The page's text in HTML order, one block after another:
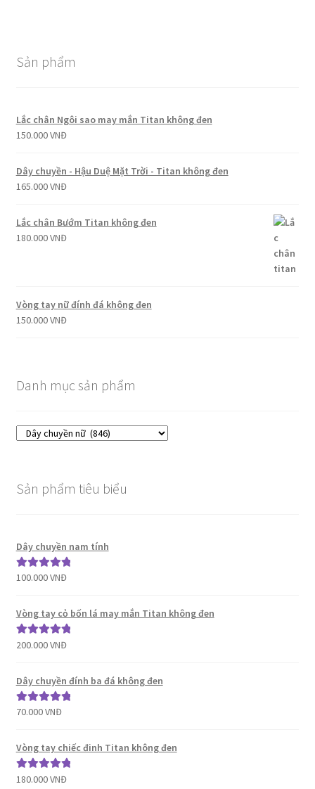
Sản phẩm
Lắc chân Ngôi sao may mắn Titan không đen
150.000VNĐ
Dây chuyền - Hậu Duệ Mặt Trời - Titan không đen
165.000VNĐ
Lắc chân Bướm Titan không đen
180.000VNĐ
Vòng tay nữ đính đá không đen
150.000VNĐ
Danh mục sản phẩm
Sản phẩm tiêu biểu
Dây chuyền nam tính
Được xếp
sao
100.000VNĐ
Vòng tay cỏ bốn lá may mắn Titan không đen
Được xếp
sao
200.000VNĐ
Dây chuyền đính ba đá không đen
Được xếp
sao
70.000VNĐ
Vòng tay chiếc đinh Titan không đen
Được xếp
180.000VNĐ